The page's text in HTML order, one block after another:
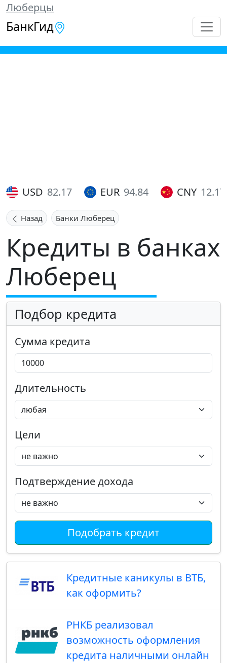
Люберцы
БанкГид
USD 82.17 EUR 94.84 CNY 12.17
Назад Банки Люберец
Кредиты в банках
Люберец
Подбор кредита
Сумма кредита
Длительность
Цели
Подтверждение дохода
Подобрать кредит
Кредитные каникулы в ВТБ,
как оформить?
РНКБ реализовал
возможность оформления
кредита наличными онлайн